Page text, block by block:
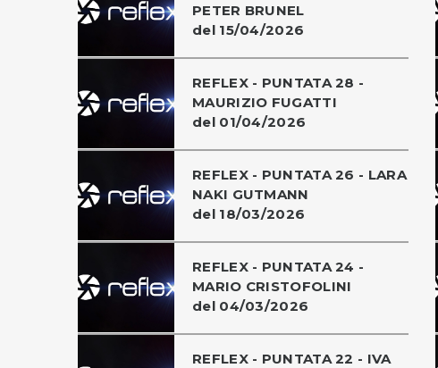
PETER BRUNEL
del 15/04/2026
REFLEX - PUNTATA 28 -
MAURIZIO FUGATTI
del 01/04/2026
REFLEX - PUNTATA 26 - LARA
NAKI GUTMANN
del 18/03/2026
REFLEX - PUNTATA 24 -
MARIO CRISTOFOLINI
del 04/03/2026
REFLEX - PUNTATA 22 - IVA